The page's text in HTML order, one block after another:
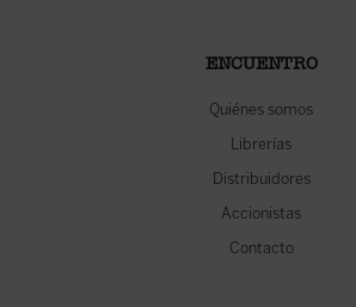
ENCUENTRO
Quiénes somos
Librerías
Distribuidores
Accionistas
Contacto